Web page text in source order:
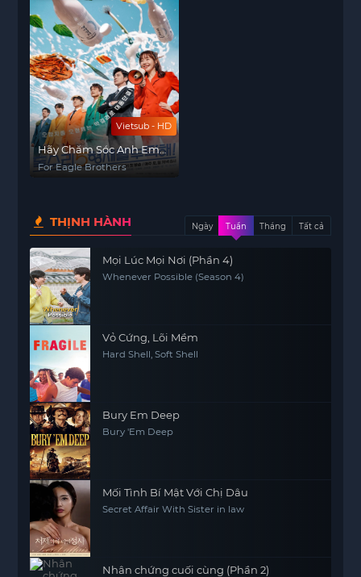
Vietsub - HD
Hãy Chăm Sóc Anh Em
Đại Bàng
For Eagle Brothers
THỊNH HÀNH Ngày Tuần Tháng Tất cả
Mọi Lúc Mọi Nơi (Phần 4)
Whenever Possible (Season 4)
Vỏ Cứng, Lõi Mềm
Hard Shell, Soft Shell
Bury Em Deep
Bury 'Em Deep
Mối Tình Bí Mật Với Chị Dâu
Secret Affair With Sister in law
Nhân chứng cuối cùng (Phần 2)